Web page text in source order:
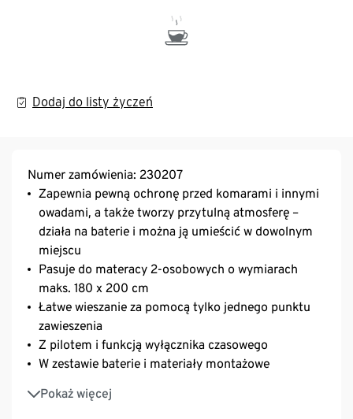
Dodaj do listy życzeń
Numer zamówienia: 230207
Zapewnia pewną ochronę przed komarami i innymi
owadami, a także tworzy przytulną atmosferę –
działa na baterie i można ją umieścić w dowolnym
miejscu
Pasuje do materacy 2-osobowych o wymiarach
maks. 180 x 200 cm
Łatwe wieszanie za pomocą tylko jednego punktu
zawieszenia
Z pilotem i funkcją wyłącznika czasowego
W zestawie baterie i materiały montażowe
Pokaż więcej
Do sufitów na wysokości do 2,3 cm